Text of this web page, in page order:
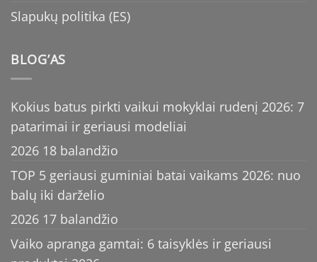
Slapukų politika (ES)
BLOG’AS
Kokius batus pirkti vaikui mokyklai rudenį 2026: 7
patarimai ir geriausi modeliai
2026 18 balandžio
TOP 5 geriausi guminiai batai vaikams 2026: nuo
balų iki darželio
2026 17 balandžio
Vaiko apranga gamtai: 6 taisyklės ir geriausi